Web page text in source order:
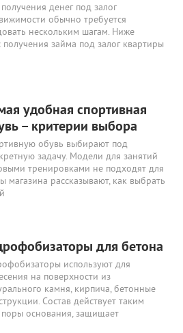
денег под залог
обычно требуется
нескольким шагам. Ниже
займа под залог квартиры
удобная спортивная
– критерии выбора
обувь выбирают под
задачу. Модели для занятий
тренировками не подходят для
магазина рассказывают, как выбрать
для бетона
используют для
на поверхности из
камня, кирпича, бетонные
Состав действует таким
основания, защищает